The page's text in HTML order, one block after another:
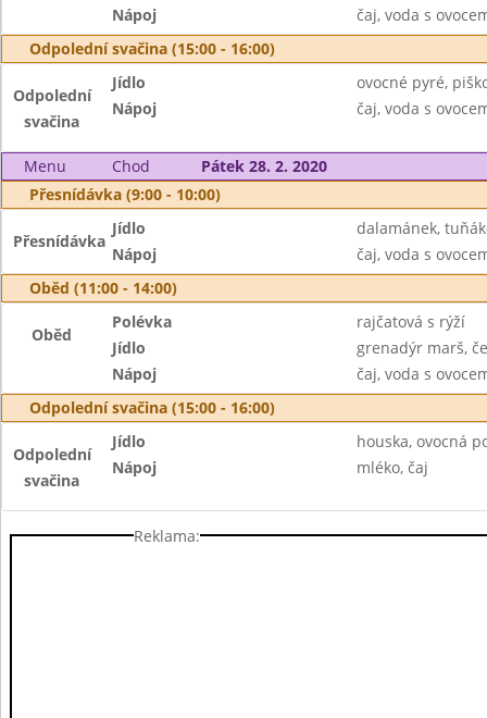
Nápoj
čaj, voda s
Odpolední svačina (15:00 - 16:00)
Odpolední
svačina
Jídlo
ovocné pyré,
Nápoj
čaj, voda s
Menu Chod
Pátek 28. 2. 2020
Přesnídávka (9:00 - 10:00)
Přesnídávka
Jídlo
dalamánek,
Nápoj
čaj, voda s
Oběd (11:00 - 14:00)
Oběd
Polévka
rajčatová s rýží
Jídlo
grenadýr marš,
Nápoj
čaj, voda s
Odpolední svačina (15:00 - 16:00)
Odpolední
svačina
Jídlo
houska, ovocná
Nápoj
mléko, čaj
Reklama: